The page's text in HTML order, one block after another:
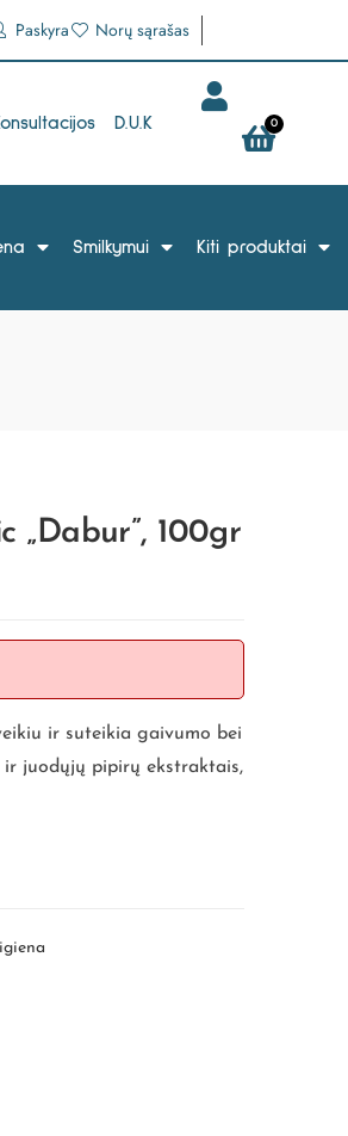
Paskyra Norų sąrašas
D.U.K 0
Smilkymui Kiti produktai
100gr
ir suteikia gaivumo bei
juodųjų pipirų ekstraktais,